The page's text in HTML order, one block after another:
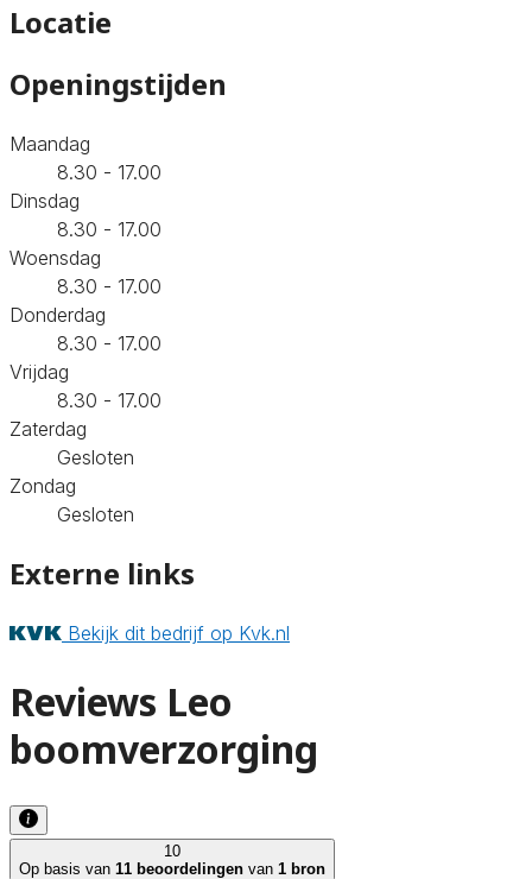
Locatie
Openingstijden
Maandag
8.30 - 17.00
Dinsdag
8.30 - 17.00
Woensdag
8.30 - 17.00
Donderdag
8.30 - 17.00
Vrijdag
8.30 - 17.00
Zaterdag
Gesloten
Zondag
Gesloten
Externe links
Bekijk dit bedrijf op Kvk.nl
Reviews Leo
boomverzorging
10
Op basis van 11 beoordelingen van 1 bron